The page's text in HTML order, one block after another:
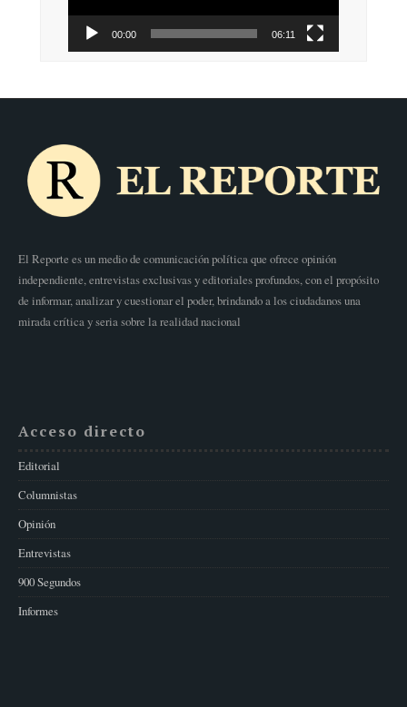
00:00 06:11
El Reporte es un medio de comunicación política que ofrece opinión
independiente, entrevistas exclusivas y editoriales profundos, con el propósito
de informar, analizar y cuestionar el poder, brindando a los ciudadanos una
mirada crítica y seria sobre la realidad nacional
Acceso directo
Editorial
Columnistas
Opinión
Entrevistas
900 Segundos
Informes